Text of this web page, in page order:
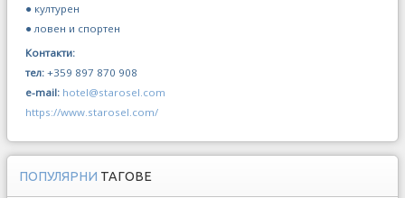
● културен
● ловен и спортен
Контакти:
тел: +359 897 870 908
e-mail: hotel@starosel.com
https://www.starosel.com/
ПОПУЛЯРНИ ТАГОВЕ